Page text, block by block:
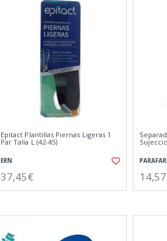
Epitact Plantillas Piernas Ligeras 1
Par Talla L (42-45)
ERN
37,45€